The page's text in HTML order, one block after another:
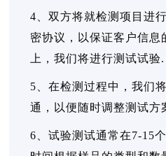
4、双方将就检测项目进
密协议，以保证客户信息
上，我们将进行测试试验.
5、在检测过程中，我们
通，以便随时调整测试方
6、试验测试通常在7-15